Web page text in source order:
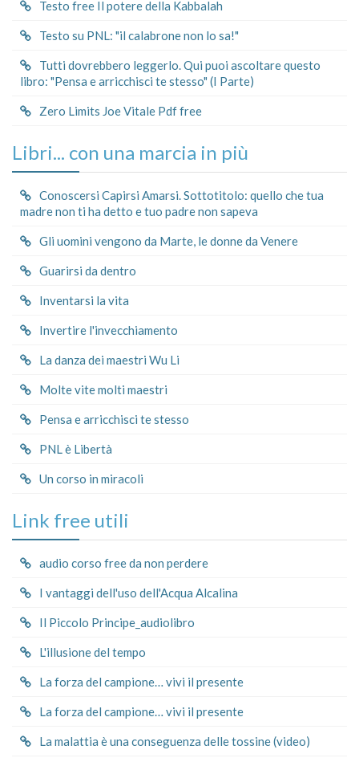
Testo free Il potere della Kabbalah
Testo su PNL: "il calabrone non lo sa!"
Tutti dovrebbero leggerlo. Qui puoi ascoltare questo
libro: "Pensa e arricchisci te stesso" (I Parte)
Zero Limits Joe Vitale Pdf free
Libri... con una marcia in più
Conoscersi Capirsi Amarsi. Sottotitolo: quello che tua
madre non ti ha detto e tuo padre non sapeva
Gli uomini vengono da Marte, le donne da Venere
Guarirsi da dentro
Inventarsi la vita
Invertire l'invecchiamento
La danza dei maestri Wu Li
Molte vite molti maestri
Pensa e arricchisci te stesso
PNL è Libertà
Un corso in miracoli
Link free utili
audio corso free da non perdere
I vantaggi dell'uso dell'Acqua Alcalina
Il Piccolo Principe_audiolibro
L'illusione del tempo
La forza del campione… vivi il presente
La forza del campione… vivi il presente
La malattia è una conseguenza delle tossine (video)